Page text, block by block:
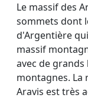
Le massif des
sommets dont
d'Argentière
massif
avec de grands
montagnes. La
Aravis est très